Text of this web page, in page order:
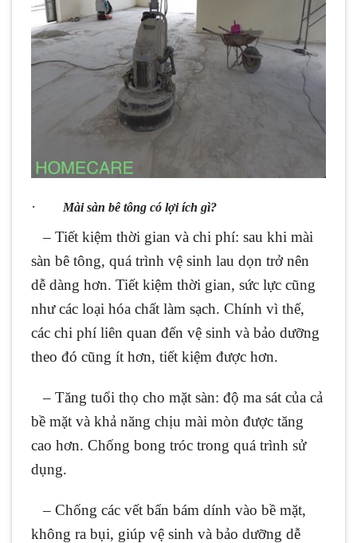
· Mài sàn bê tông có lợi ích gì?
– Tiết kiệm thời gian và chi phí: sau khi mài
sàn bê tông, quá trình vệ sinh lau dọn trở nên
dễ dàng hơn. Tiết kiệm thời gian, sức lực cũng
như các loại hóa chất làm sạch. Chính vì thế,
các chi phí liên quan đến vệ sinh và bảo dưỡng
theo đó cũng ít hơn, tiết kiệm được hơn.
– Tăng tuổi thọ cho mặt sàn: độ ma sát của cả
bề mặt và khả năng chịu mài mòn được tăng
cao hơn. Chống bong tróc trong quá trình sử
dụng.
– Chống các vết bẩn bám dính vào bề mặt,
không ra bụi, giúp vệ sinh và bảo dưỡng dễ